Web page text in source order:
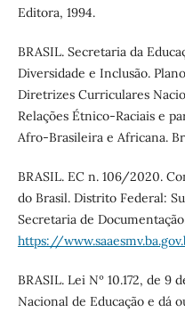
Editora, 1994.
BRASIL. Secretaria da
Diversidade e Inclusão.
Diretrizes Curriculares
Relações Étnico-Raciais e
Afro-Brasileira e Africana.
BRASIL. EC n. 106/2020.
do Brasil. Distrito Federal:
Secretaria de
https://
BRASIL. Lei Nº 10.172, de 9
Nacional de Educação e dá